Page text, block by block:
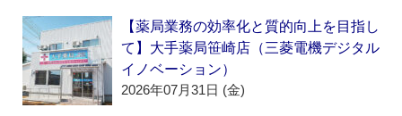
【薬局業務の効率化と質的向上を目指し
て】大手薬局笹崎店（三菱電機デジタル
イノベーション）
2026年07月31日 (金)